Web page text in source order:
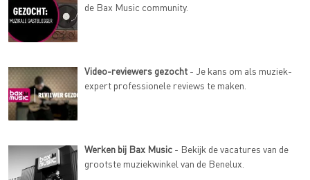
de Bax Music community.
Video-reviewers gezocht - Je kans om als muziek-
expert professionele reviews te maken.
Werken bij Bax Music - Bekijk de vacatures van de
grootste muziekwinkel van de Benelux.